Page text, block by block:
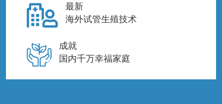
最新
海外试管生殖技术
成就
国内千万幸福家庭